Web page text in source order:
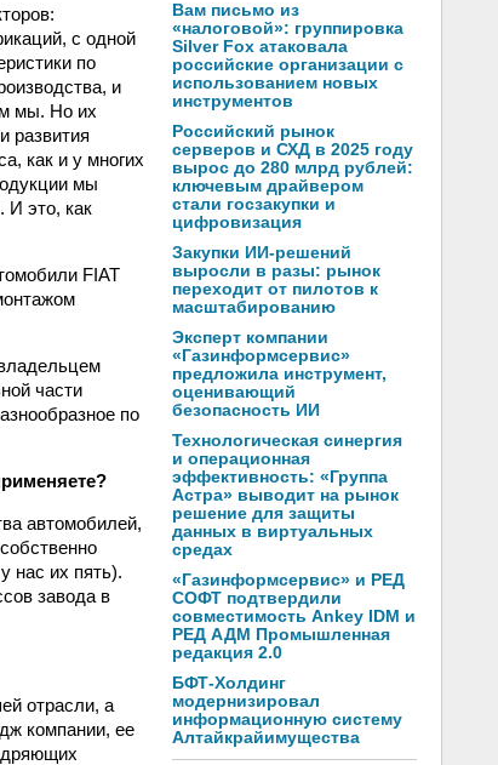
с одной
по
и
мы. Но их
развития
как и у многих
мы
И это, как
FIAT
части
по
автомобилей,
нас их пять).
завода в
отрасли, а
компании, ее
Вам письмо из
«налоговой»: группировка
Silver Fox атаковала
российские организации с
использованием новых
инструментов
Российский рынок
серверов и СХД в 2025 году
вырос до 280 млрд рублей:
ключевым драйвером
стали госзакупки и
цифровизация
Закупки ИИ-решений
выросли в разы: рынок
переходит от пилотов к
масштабированию
Эксперт компании
«Газинформсервис»
предложила инструмент,
оценивающий
безопасность ИИ
Технологическая синергия
и операционная
эффективность: «Группа
Астра» выводит на рынок
решение для защиты
данных в виртуальных
средах
«Газинформсервис» и РЕД
СОФТ подтвердили
совместимость Ankey IDM и
РЕД АДМ Промышленная
редакция 2.0
БФТ-Холдинг
модернизировал
информационную систему
Алтайкрайимущества